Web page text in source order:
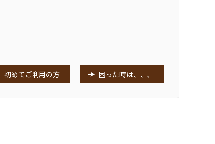
初めてご利用の方 困った時は、、、